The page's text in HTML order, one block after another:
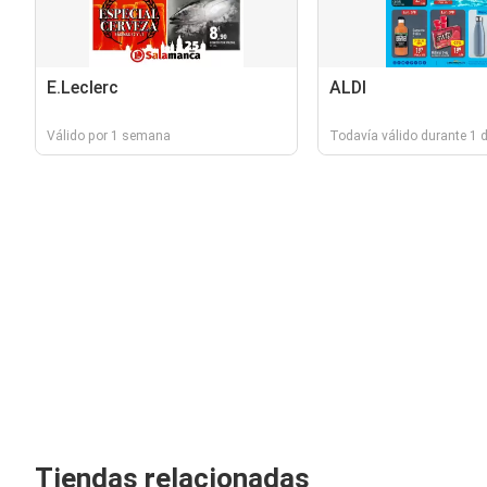
E.Leclerc
Válido por 1 semana
ALDI
Todavía válido durante 1
Tiendas relacionadas